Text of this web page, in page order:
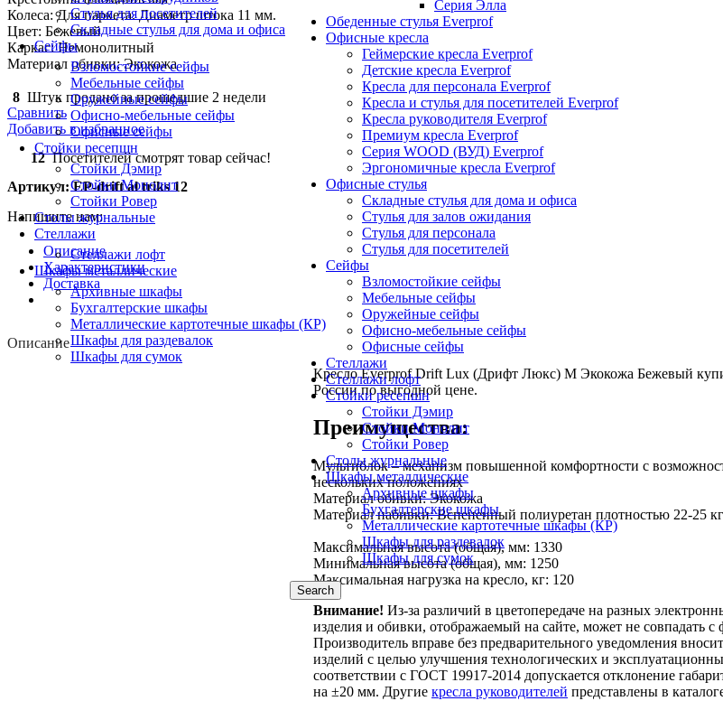
Серия Элла
Обеденные стулья Everprof
Офисные кресла
Геймерские кресла Everprof
Детские кресла Everprof
Кресла для персонала Everprof
Кресла и стулья для посетителей Everprof
Кресла руководителя Everprof
Премиум кресла Everprof
Серия WOOD (ВУД) Everprof
Эргономичные кресла Everprof
Офисные стулья
Складные стулья для дома и офиса
Стулья для залов ожидания
Стулья для персонала
Стулья для посетителей
Сейфы
Взломостойкие сейфы
Мебельные сейфы
Оружейные сейфы
Офисно-мебельные сейфы
Офисные сейфы
Стеллажи
Стеллажи лофт
Стойки ресепшн
Стойки Дэмир
Стойки Монолит
Стойки Ровер
Столы журнальные
Шкафы металлические
Архивные шкафы
Бухгалтерские шкафы
Металлические картотечные шкафы (КР)
Шкафы для раздевалок
Шкафы для сумок
Search
Стулья для посетителей
Складные стулья для дома и офиса
Сейфы
Взломостойкие сейфы
Мебельные сейфы
Оружейные сейфы
Офисно-мебельные сейфы
Офисные сейфы
Стойки ресепшн
Стойки Дэмир
Стойки Монолит
Стойки Ровер
Столы журнальные
Стеллажи
Стеллажи лофт
Шкафы металлические
Архивные шкафы
Бухгалтерские шкафы
Металлические картотечные шкафы (КР)
Шкафы для раздевалок
Шкафы для сумок
Колеса: Для паркета. Диаметр штока 11 мм.
Цвет: Бежевый
Каркас: Немонолитный
Материал обивки: Экокожа
8 Штук продано за прошедшие 2 недели
Сравнить
Добавить в избранное
12 Посетителей смотрят товар сейчас!
Артикул:EP-drift al triks 12
Напишите нам:
Описание
Характеристики
Доставка
Описание
Кресло Everprof Drift Lux (Дрифт Люкс) M Экокожа Бежевый
России по выгодной цене.
Преимущества:
Мультиблок – механизм повышенной комфортности с
нескольких положениях
Материал обивки: Экокожа
Материал набивки: Вспененный полиуретан плотностью 22-25
Максимальная высота (общая), мм: 1330
Минимальная высота (общая), мм: 1250
Максимальная нагрузка на кресло, кг: 120
Внимание! Из-за различий в цветопередаче на разных
изделия и обивки, отображаемый на сайте, может не совпадать с
Производитель вправе без предварительного уведомления
изделий с целью улучшения технологических и
соответствии с ГОСТ 19917-2014 допускается отклонение
на ±20 мм. Другие кресла руководителей представлены в